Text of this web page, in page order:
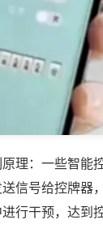
理：一些智能
信号给控牌器
行干预，达到